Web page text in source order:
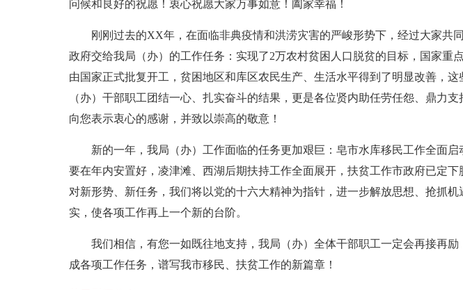
问候和良好的祝愿！衷心祝愿大家万事如意！阖家幸福！
刚刚过去的XX年，在面临非典疫情和洪涝灾害的严峻形势下，经过大家共
政府交给我局（办）的工作任务：实现了2万农村贫困人口脱贫的目标，国家
由国家正式批复开工，贫困地区和库区农民生产、生活水平得到了明显改善，这
（办）干部职工团结一心、扎实奋斗的结果，更是各位贤内助任劳任怨、鼎力
向您表示衷心的感谢，并致以崇高的敬意！
新的一年，我局（办）工作面临的任务更加艰巨：皂市水库移民工作全面启
要在年内安置好，凌津滩、西湖后期扶持工作全面展开，扶贫工作市政府已定下
对新形势、新任务，我们将以党的十六大精神为指针，进一步解放思想、抢抓机
实，使各项工作再上一个新的台阶。
我们相信，有您一如既往地支持，我局（办）全体干部职工一定会再接再
成各项工作任务，谱写我市移民、扶贫工作的新篇章！